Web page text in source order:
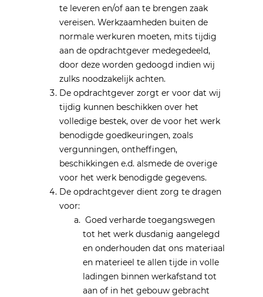
te leveren en/of aan te brengen zaak
vereisen. Werkzaamheden buiten de
normale werkuren moeten, mits tijdig
aan de opdrachtgever medegedeeld,
door deze worden gedoogd indien wij
zulks noodzakelijk achten.
De opdrachtgever zorgt er voor dat wij
tijdig kunnen beschikken over het
volledige bestek, over de voor het werk
benodigde goedkeuringen, zoals
vergunningen, ontheffingen,
beschikkingen e.d. alsmede de overige
voor het werk benodigde gegevens.
De opdrachtgever dient zorg te dragen
voor:
Goed verharde toegangswegen
tot het werk dusdanig aangelegd
en onderhouden dat ons materiaal
en materieel te allen tijde in volle
ladingen binnen werkafstand tot
aan of in het gebouw gebracht